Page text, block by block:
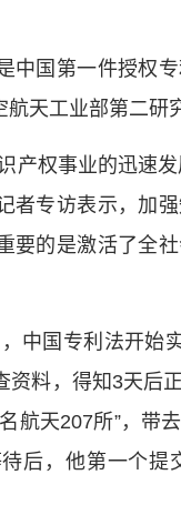
国第一件授权专
天工业部第二研
权事业的迅速发
者专访表示，加
要的是激活了全
国专利法开始
资料，得知3天后
天207所”，带
后，他第一个